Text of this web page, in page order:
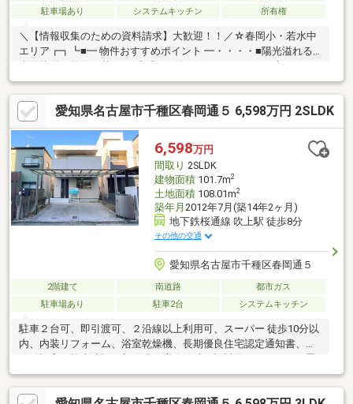
駐車場あり
システムキッチン 所有権
＼【情報収集のための資料請求】大歓迎！！／☆春岡小・若水中
エリア┏┓┗■━ 物件おすすめポイント ━・・・・■陽光溢れる
駅徒歩8分の好立地■小学校 徒歩6分♪学びに寄り添う、穏やかな住
環境■暮らしに寄り添う、快適な買い物環境が整ったロケーショ
ン──【“暮らしを豊かにする”設備が充実】──＊床暖房 ＊浴室暖
房乾燥機 ＊エコジョーズ ＊食洗機＊WIC ＊リビング階段
＊ビルドインガレージ
愛知県名古屋市千種区春岡通５ 6,598万円 2SLDK
6,598万円
間取り 2SLDK
建物面積101.7m2
土地面積108.01m2
築年月 2012年7月(築14年2ヶ月)
地下鉄桜通線 吹上駅 徒歩8分
その他の交通
愛知県名古屋市千種区春岡通５
2階建て 南道路
都市ガス
駐車場あり
駐車2台 システムキッチン
駐車２台可、即引渡可、２沿線以上利用可、スーパー 徒歩10分以
内、内装リフォーム、浴室乾燥機、長期優良住宅認定通知書、建
以上、市街地が近い、南向き、システムキッチン、陽当り良好、
全居室収納、南側道路面す、閑静な住宅地、総合病院 徒歩10分以